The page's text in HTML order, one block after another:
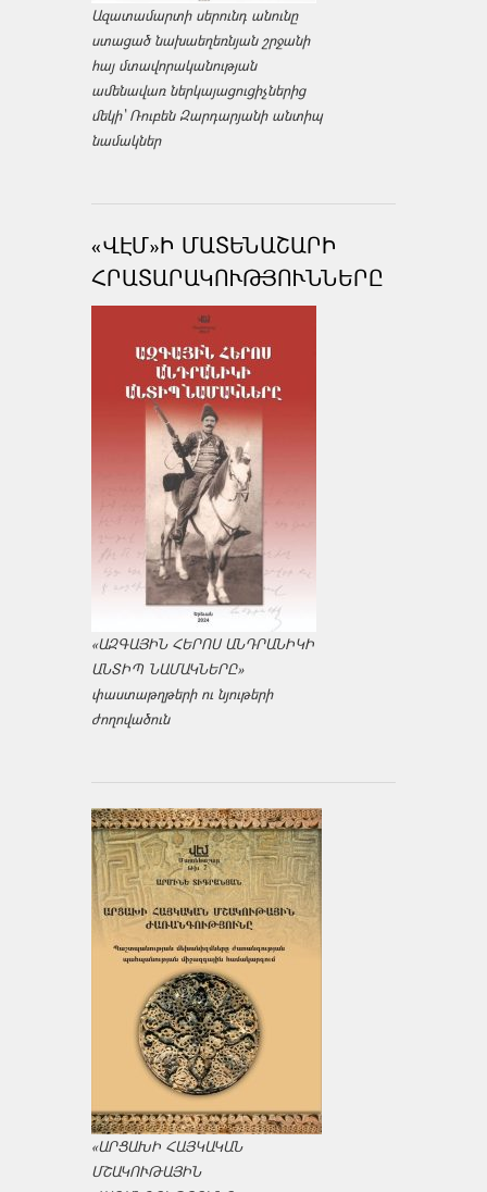
Ազատամարտի սերունդ անունը
ստացած նախաեղեռնյան շրջանի
հայ մտավորականության
ամենավառ ներկայացուցիչներից
մեկի՝ Ռուբեն Զարդարյանի անտիպ
նամակներ
«ՎԷՄ»Ի ՄԱՏԵՆԱՇԱՐԻ
ՀՐԱՏԱՐԱԿՈՒԹՅՈՒՆՆԵՐԸ
«ԱԶԳԱՅԻՆ ՀԵՐՈՍ ԱՆԴՐԱՆԻԿԻ
ԱՆՏԻՊ ՆԱՄԱԿՆԵՐԸ»
փաստաթղթերի ու նյութերի
ժողովածուն
«ԱՐՑԱԽԻ ՀԱՅԿԱԿԱՆ
ՄՇԱԿՈՒԹԱՅԻՆ